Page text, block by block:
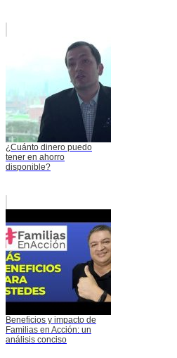
¿Cuánto dinero puedo
tener en ahorro
disponible?
Beneficios y impacto de
Familias en Acción: un
análisis conciso